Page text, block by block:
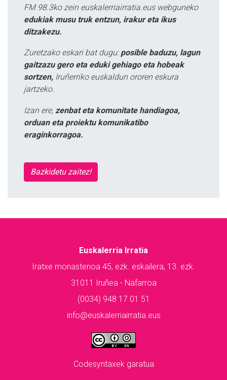
FM 98.3ko zein euskalerriairratia.eus webguneko
edukiak musu truk entzun, irakur eta ikus
ditzakezu.
Zuretzako eskari bat dugu: posible baduzu, lagun
gaitzazu gero eta eduki gehiago eta hobeak
sortzen, Iruñerriko euskaldun ororen eskura
jartzeko.
Izan ere, zenbat eta komunitate handiagoa,
orduan eta proiektu komunikatibo
eraginkorragoa.
Bazkidetu zaitez!
Euskalerria Irratia
Iratxe monasterioa 45, ezk. eskailera, 13. ezk.
31011 Iruñea - Nafarroa
(0034) 948 17 01 51
info@euskalerriairratia.eus
Codesyntaxek garatua